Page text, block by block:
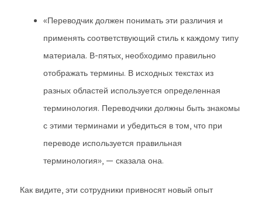
«Переводчик должен понимать эти различия и
применять соответствующий стиль к каждому типу
материала. В-пятых, необходимо правильно
отображать термины. В исходных текстах из
разных областей используется определенная
терминология. Переводчики должны быть знакомы
с этими терминами и убедиться в том, что при
переводе используется правильная
терминология», — сказала она.
Как видите, эти сотрудники привносят новый опыт